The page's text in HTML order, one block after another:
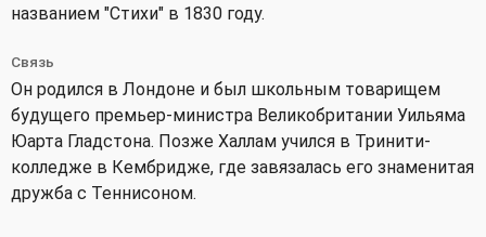
названием "Стихи" в 1830 году.
Связь
Он родился в Лондоне и был школьным товарищем
будущего премьер-министра Великобритании Уильяма
Юарта Гладстона. Позже Халлам учился в Тринити-
колледже в Кембридже, где завязалась его знаменитая
дружба с Теннисоном.